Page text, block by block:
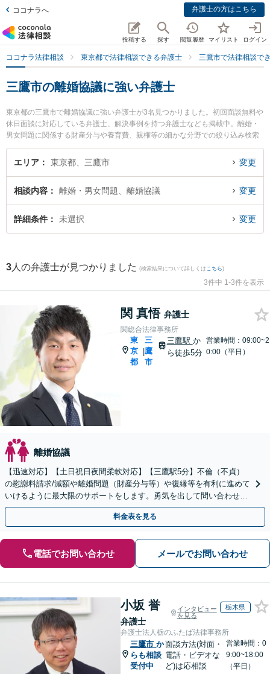
ココナラへ 弁護士の方はこちら
投稿する 探す 閲覧履歴 マイリスト ログイン
ココナラ法律相談 東京都で法律相談できる弁護士 三鷹市で法律相談で
三鷹市の離婚協議に強い弁護士
東京都の三鷹市で離婚協議に強い弁護士が3名見つかりました。初回面談無料や
休日面談に対応している弁護士、解決事例を持つ弁護士なども掲載中。離婚・
男女問題に関係する財産分与や養育費、親権等の細かな分野での絞り込み検索
もでき便利です。特に関総合法律事務所の関 真悟弁護士や三鷹の森法律事務所
の薦田 知浩弁護士、みたか総合法律事務所の齊藤 遼亮弁護士のプロフィール情
ル解決の実績豊富な近くの弁護士を検索したい』『初回相談無料で離婚協議を
法律相談できる三鷹市内の弁護士に相談予約したい』などでお困りの相談者さ
んにおすすめです。
エリア 東京都、三鷹市 変更
相談内容 離婚・男女問題、離婚協議 変更
詳細条件 未選択 変更
3 人の弁護士が見つかりました (検索結果について詳しくは こちら)
3件中 1-3件を表示
関 真悟 弁護士
関総合法律事務所
東
京
都
|
三
鷹
市
三鷹駅 か
ら徒歩5分
営業時間：09:00~2
0:00（平日）
離婚協議
【迅速対応】【土日祝日夜間柔軟対応】【三鷹駅5分】不倫（不貞）
の慰謝料請求/減額や離婚問題（財産分与等）や復縁等を有利に進めて
いけるように最大限のサポートをします。勇気を出して問い合わせて
みてください。【LINE相談可】→@566ziisj
料金表を見る
電話でお問い合わせ メールでお問い合わせ
小坂 誉
弁護士
インタビュー
を見る
栃木県
弁護士法人栃のふたば法律事務所
三鷹市 か
らも相談
受付中
面談方法(対面・
電話・ビデオな
ど)は応相談
営業時間：0
9:00~18:00
（平日）